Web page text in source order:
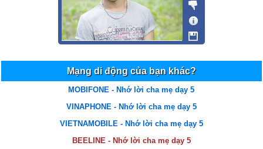
Mạng di động của bạn khác?
MOBIFONE - Nhớ lời cha mẹ dạy 5
VINAPHONE - Nhớ lời cha mẹ dạy 5
VIETNAMOBILE - Nhớ lời cha mẹ dạy 5
BEELINE - Nhớ lời cha mẹ dạy 5